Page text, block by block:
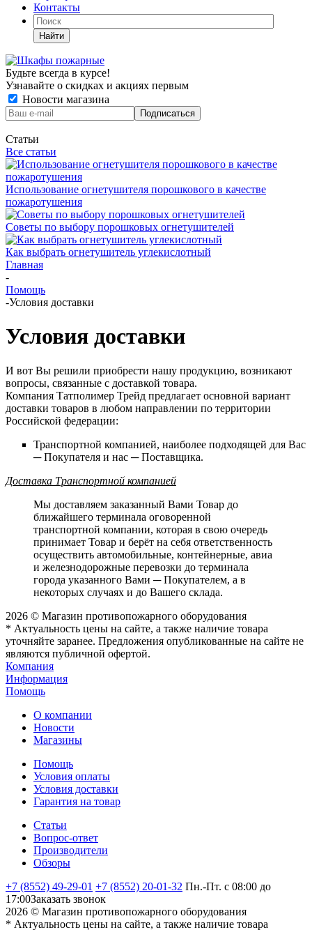
Контакты
Найти
Будьте всегда в курсе!
Узнавайте о скидках и акциях первым
Новости магазина
Статьи
Все статьи
Использование огнетушителя порошкового в качестве
пожаротушения
Советы по выбору порошковых огнетушителей
Как выбрать огнетушитель углекислотный
Главная
-
Помощь
-Условия доставки
Условия доставки
И вот Вы решили приобрести нашу продукцию, возникают
вопросы, связанные с доставкой товара.
Компания Татполимер Трейд предлагает основной вариант
доставки товаров в любом направлении по территории
Российской федерации:
Транспортной компанией, наиболее подходящей для Вас
─ Покупателя и нас ─ Поставщика.
Доставка Транспортной компанией
Мы доставляем заказанный Вами Товар до
ближайшего терминала оговоренной
транспортной компании, которая в свою очередь
принимает Товар и берёт на себя ответственность
осуществить автомобильные, контейнерные, авиа
и железнодорожные перевозки до терминала
города указанного Вами ─ Покупателем, а в
некоторых случаях и до Вашего склада.
2026 © Магазин противопожарного оборудования
* Актуальность цены на сайте, а также наличие товара
уточняйте заранее. Предложения опубликованные на сайте не
являются публичной офертой.
Компания
Информация
Помощь
О компании
Новости
Магазины
Помощь
Условия оплаты
Условия доставки
Гарантия на товар
Статьи
Вопрос-ответ
Производители
Обзоры
+7 (8552) 49-29-01 +7 (8552) 20-01-32 Пн.-Пт. с 08:00 до
17:00Заказать звонок
2026 © Магазин противопожарного оборудования
* Актуальность цены на сайте, а также наличие товара